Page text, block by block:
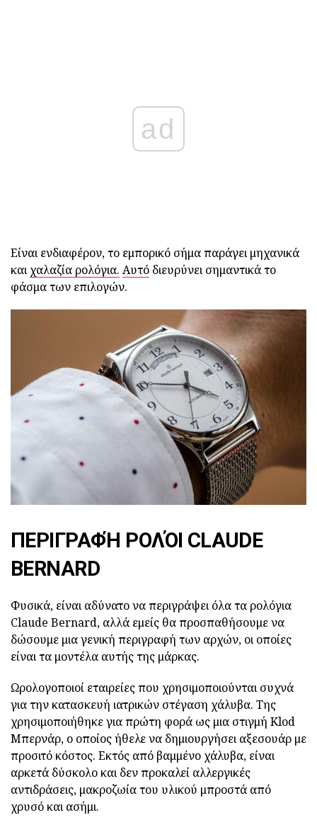
ad
Είναι ενδιαφέρον, το εμπορικό σήμα παράγει μηχανικά
καιχαλαζία ρολόγια. Αυτό διευρύνει σημαντικά το
φάσμα των επιλογών.
ΠΕΡΙΓΡΑΦΉ ΡΟΛΌΙ CLAUDE
BERNARD
Φυσικά, είναι αδύνατο να περιγράψει όλα τα ρολόγια
Claude Bernard, αλλά εμείς θα προσπαθήσουμε να
δώσουμε μια γενική περιγραφή των αρχών, οι οποίες
είναι τα μοντέλα αυτής της μάρκας.
Ωρολογοποιοί εταιρείες που χρησιμοποιούνται συχνά
για την κατασκευή ιατρικών στέγαση χάλυβα. Της
χρησιμοποιήθηκε για πρώτη φορά ως μια στιγμή Klod
Μπερνάρ, ο οποίος ήθελε να δημιουργήσει αξεσουάρ με
προσιτό κόστος. Εκτός από βαμμένο χάλυβα, είναι
αρκετά δύσκολο και δεν προκαλεί αλλεργικές
αντιδράσεις, μακροζωία του υλικού μπροστά από
χρυσό και ασήμι.